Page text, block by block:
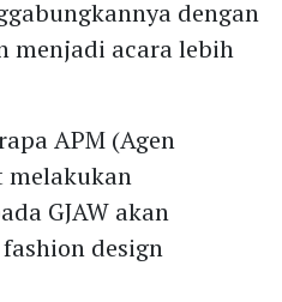
dengan
menjadi acara lebih
APM (Agen
melakukan
GJAW akan
design